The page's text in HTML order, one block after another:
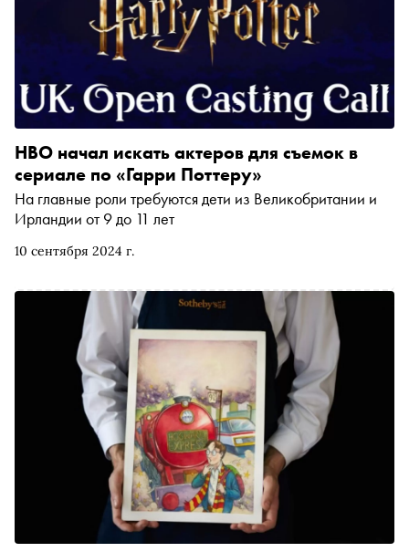
10 сентября 2024 г.
HBO начал искать актеров для съемок в
сериале по «Гарри Поттеру»
На главные роли требуются дети из Великобритании и
Ирландии от 9 до 11 лет